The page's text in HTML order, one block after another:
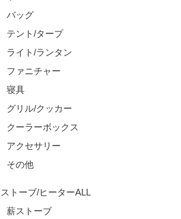
バッグ
テント/タープ
ライト/ランタン
ファニチャー
寝具
グリル/クッカー
クーラーボックス
アクセサリー
その他
ストーブ/ヒーターALL
薪ストーブ